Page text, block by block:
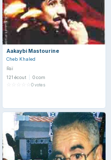
Aakaybi Mastourine
Cheb Khaled
Raï
121 écout
0 com
0 votes